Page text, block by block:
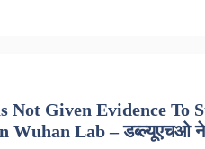
Not Given Evidence
Lab – डब्ल्यूएचओ ने